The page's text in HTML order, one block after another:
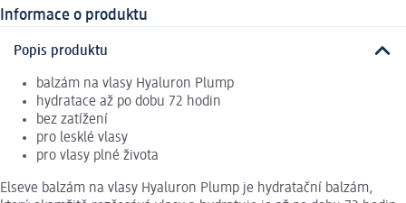
Informace o produktu
Popis produktu
balzám na vlasy Hyaluron Plump
hydratace až po dobu 72 hodin
bez zatížení
pro lesklé vlasy
pro vlasy plné života
Elseve balzám na vlasy Hyaluron Plump je hydratační balzám,